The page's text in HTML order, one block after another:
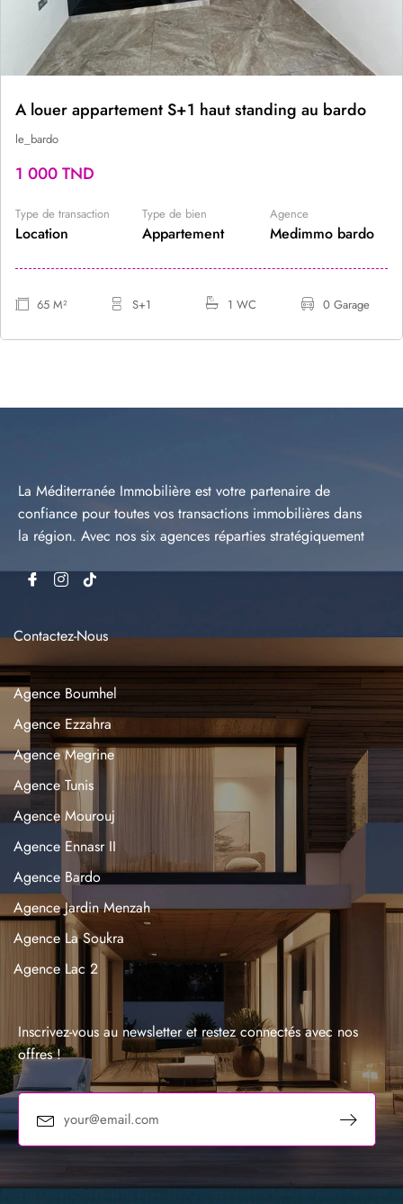
A louer appartement S+1 haut standing au bardo
le_bardo
1 000 TND
Type de transaction
Location
Type de bien
Appartement
Agence
Medimmo bardo
65 M² S+1 1 WC 0 Garage
La Méditerranée Immobilière est votre partenaire de
confiance pour toutes vos transactions immobilières dans
la région. Avec nos six agences réparties stratégiquement
Contactez-Nous
Agence Boumhel
Agence Ezzahra
Agence Megrine
Agence Tunis
Agence Mourouj
Agence Ennasr II
Agence Bardo
Agence Jardin Menzah
Agence La Soukra
Agence Lac 2
Agence Sousse
Inscrivez-vous au newsletter et restez connectés avec nos
offres !